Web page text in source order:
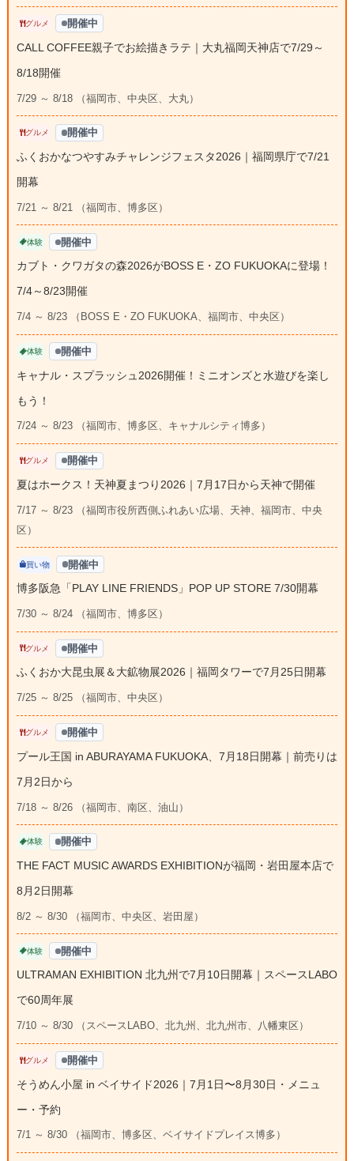
グルメ 開催中
CALL COFFEE親子でお絵描きラテ｜大丸福岡天神店で7/29～
8/18開催
7/29 ～ 8/18 （福岡市、中央区、大丸）
グルメ 開催中
ふくおかなつやすみチャレンジフェスタ2026｜福岡県庁で7/21
開幕
7/21 ～ 8/21 （福岡市、博多区）
体験 開催中
カブト・クワガタの森2026がBOSS E・ZO FUKUOKAに登場！
7/4～8/23開催
7/4 ～ 8/23 （BOSS E・ZO FUKUOKA、福岡市、中央区）
体験 開催中
キャナル・スプラッシュ2026開催！ミニオンズと水遊びを楽し
もう！
7/24 ～ 8/23 （福岡市、博多区、キャナルシティ博多）
グルメ 開催中
夏はホークス！天神夏まつり2026｜7月17日から天神で開催
7/17 ～ 8/23 （福岡市役所西側ふれあい広場、天神、福岡市、中央
区）
買い物 開催中
博多阪急「PLAY LINE FRIENDS」POP UP STORE 7/30開幕
7/30 ～ 8/24 （福岡市、博多区）
グルメ 開催中
ふくおか大昆虫展＆大鉱物展2026｜福岡タワーで7月25日開幕
7/25 ～ 8/25 （福岡市、中央区）
グルメ 開催中
プール王国 in ABURAYAMA FUKUOKA、7月18日開幕｜前売りは
7月2日から
7/18 ～ 8/26 （福岡市、南区、油山）
体験 開催中
THE FACT MUSIC AWARDS EXHIBITIONが福岡・岩田屋本店で
8月2日開幕
8/2 ～ 8/30 （福岡市、中央区、岩田屋）
体験 開催中
ULTRAMAN EXHIBITION 北九州で7月10日開幕｜スペースLABO
で60周年展
7/10 ～ 8/30 （スペースLABO、北九州、北九州市、八幡東区）
グルメ 開催中
そうめん小屋 in ベイサイド2026｜7月1日〜8月30日・メニュ
ー・予約
7/1 ～ 8/30 （福岡市、博多区、ベイサイドプレイス博多）